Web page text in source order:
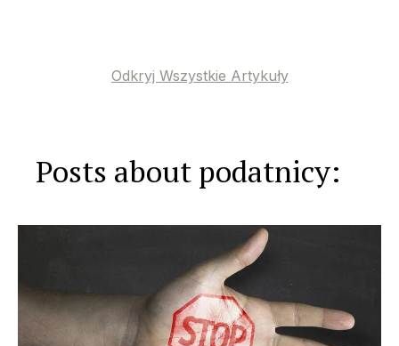
Odkryj Wszystkie Artykuły
Posts about podatnicy: